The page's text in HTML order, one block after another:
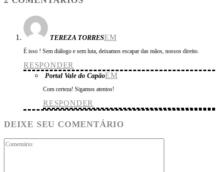
TEREZA TORRESEM
É isso ! Sem diálogo e sem luta, deixamos escapar das mãos, nossos direito.
RESPONDER
Portal Vale do CapãoEM
Com certeza! Sigamos atentos!
RESPONDER
DEIXE SEU COMENTÁRIO